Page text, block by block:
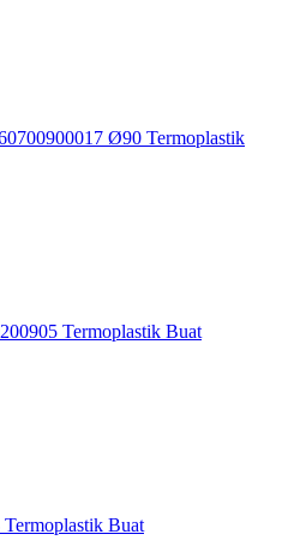
Ø90 Termoplastik
Termoplastik Buat
Buat